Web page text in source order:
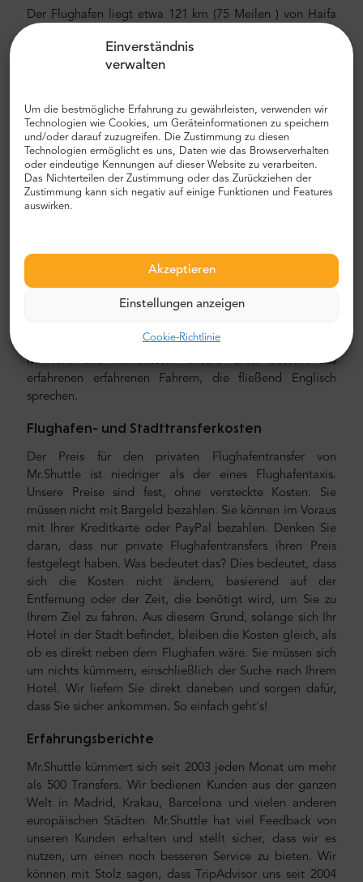
Einverständnis
verwalten
Um die bestmögliche Erfahrung zu gewährleisten, verwenden wir
Technologien wie Cookies, um Geräteinformationen zu speichern
und/oder darauf zuzugreifen. Die Zustimmung zu diesen
Technologien ermöglicht es uns, Daten wie das Browserverhalten
oder eindeutige Kennungen auf dieser Website zu verarbeiten.
Das Nichterteilen der Zustimmung oder das Zurückziehen der
Zustimmung kann sich negativ auf einige Funktionen und Features
auswirken.
Akzeptieren
Einstellungen anzeigen
Cookie-Richtlinie
Der Flughafen liegt etwa 121 km (75 Meilen ) von Haifa
Stadtzentrum dauert etwa 75 Minuten. Wir empfehlen, ein
Auto zu wählen, und noch besser, einen privaten Transfer
Flughafentransfer mit MrShuttle zu wählen. Der schnellste,
sicherste und zuverlässigste Weg, um Ihr Hotel zu
erreichen, ist der private Transport von Tür zu Tür. Auf
diese Weise sparen Sie viel Zeit, da Sie den
unangenehmen Prozess überspringen können, Ihre Route
herauszufinden, durch die Stadt zu navigieren und Ihren
Weg zu finden.
Auf der Suche nach einem zuverlässigen und
erschwinglichen Flughafentransfer? Reservieren Sie eines
bei Mr.Shuttle, einer Auswahl von TripAdvisor-Nutzern für
modernen, komfortablen klimatisierten Mercedes-Benz
Minivans und Minibussen. Unsere Crew besteht aus
erfahrenen erfahrenen Fahrern, die fließend Englisch
sprechen.
Flughafen- und Stadttransferkosten
Der Preis für den privaten Flughafentransfer von
Mr.Shuttle ist niedriger als der eines Flughafentaxis.
Unsere Preise sind fest, ohne versteckte Kosten. Sie
müssen nicht mit Bargeld bezahlen. Sie können im Voraus
mit Ihrer Kreditkarte oder PayPal bezahlen. Denken Sie
daran, dass nur private Flughafentransfers ihren Preis
festgelegt haben. Was bedeutet das? Dies bedeutet, dass
sich die Kosten nicht ändern, basierend auf der
Entfernung oder der Zeit, die benötigt wird, um Sie zu
Ihrem Ziel zu fahren. Aus diesem Grund, solange sich Ihr
Hotel in der Stadt befindet, bleiben die Kosten gleich, als
ob es direkt neben dem Flughafen wäre. Sie müssen sich
um nichts kümmern, einschließlich der Suche nach Ihrem
Hotel. Wir liefern Sie direkt daneben und sorgen dafür,
dass Sie sicher ankommen. So einfach geht's!
Erfahrungsberichte
Mr.Shuttle kümmert sich seit 2003 jeden Monat um mehr
als 500 Transfers. Wir bedienen Kunden aus der ganzen
Welt in Madrid, Krakau, Barcelona und vielen anderen
europäischen Städten. Mr.Shuttle hat viel Feedback von
unseren Kunden erhalten und stellt sicher, dass wir es
nutzen, um einen noch besseren Service zu bieten. Wir
können mit Stolz sagen, dass TripAdvisor uns seit 2004